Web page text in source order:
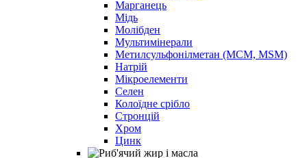
Марганець
Мідь
Молібден
Мультимінерали
Метилсульфонілметан (МСМ, MSM)
Натрій
Мікроелементи
Селен
Колоїдне срібло
Стронцій
Хром
Цинк